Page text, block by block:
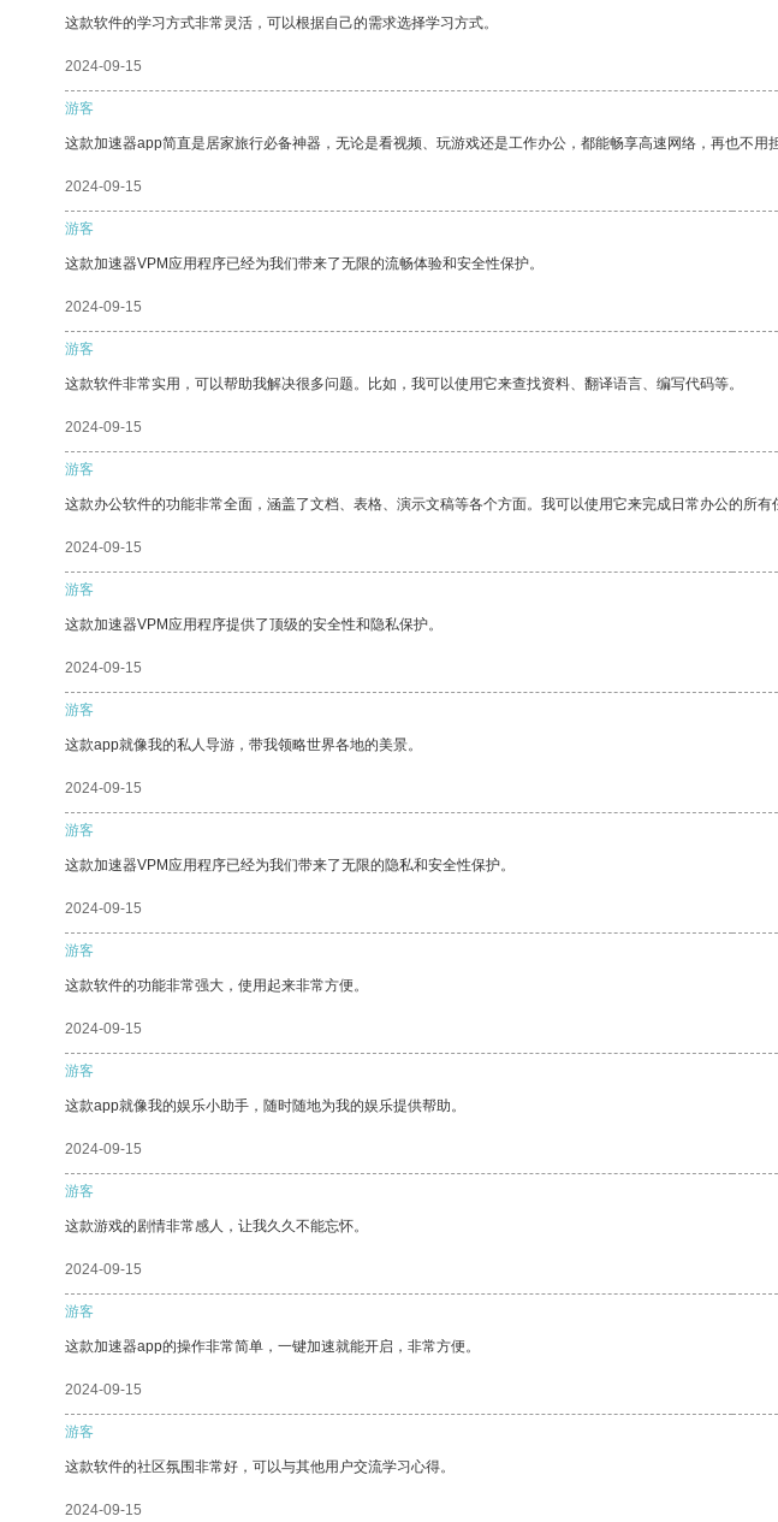
这款软件的学习方式非常灵活，可以根据自己的需求选择学习方式。
2024-09-15
游客
这款加速器app简直是居家旅行必备神器，无论是看视频、玩游戏还是工作办公，都能畅享高速网络，再也不
2024-09-15
游客
这款加速器VPM应用程序已经为我们带来了无限的流畅体验和安全性保护。
2024-09-15
游客
这款软件非常实用，可以帮助我解决很多问题。比如，我可以使用它来查找资料、翻译语言、编写代码等。
2024-09-15
游客
这款办公软件的功能非常全面，涵盖了文档、表格、演示文稿等各个方面。我可以使用它来完成日常办公的所有
2024-09-15
游客
这款加速器VPM应用程序提供了顶级的安全性和隐私保护。
2024-09-15
游客
这款app就像我的私人导游，带我领略世界各地的美景。
2024-09-15
游客
这款加速器VPM应用程序已经为我们带来了无限的隐私和安全性保护。
2024-09-15
游客
这款软件的功能非常强大，使用起来非常方便。
2024-09-15
游客
这款app就像我的娱乐小助手，随时随地为我的娱乐提供帮助。
2024-09-15
游客
这款游戏的剧情非常感人，让我久久不能忘怀。
2024-09-15
游客
这款加速器app的操作非常简单，一键加速就能开启，非常方便。
2024-09-15
游客
这款软件的社区氛围非常好，可以与其他用户交流学习心得。
2024-09-15